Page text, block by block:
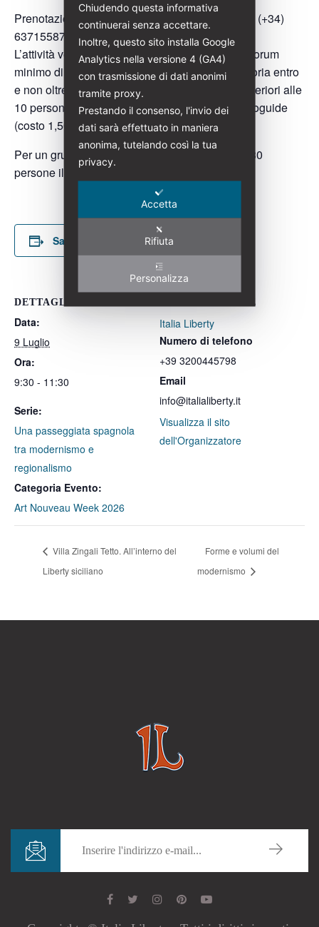
Prenotazioni:
giusyserraino@italialiberty.it
| Wh. (+34)
637155875
L’attività verrà svolta al raggiungimento di un quorum
minimo di 8 partecipanti. Prenotazione obbligatoria entro
e non oltre il 5 luglio 2026. In caso di gruppi superiori alle
10 persone sarà obbligatorio l’utilizzo delle radioguide
(costo 1,50€ a persona)
Per un gruppo chiuso precostituito di massimo 30
persone il costo del tour complessivo è di 200€
Salva nel tuo calendario
DETTAGLI
Data:
9 Luglio
Ora:
9:30 - 11:30
Serie:
Una passeggiata spagnola
tra modernismo e
regionalismo
Categoria Evento:
Art Nouveau Week 2026
ORGANIZZATORE
Italia Liberty
Numero di telefono
+39 3200445798
Email
info@italialiberty.it
Visualizza il sito
dell'Organizzatore
Villa Zingali Tetto. All’interno del
Liberty siciliano
Forme e volumi del
modernismo
Chiudendo questa informativa
continuerai senza accettare.
Inoltre, questo sito installa Google
Analytics nella versione 4 (GA4)
con trasmissione di dati anonimi
tramite proxy.
Prestando il consenso, l'invio dei
dati sarà effettuato in maniera
anonima, tutelando così la tua
privacy.
Accetta
Rifiuta
Personalizza